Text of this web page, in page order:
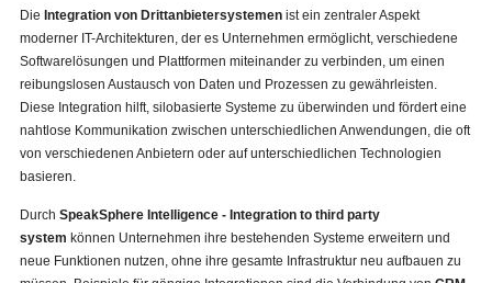
Die Integration von Drittanbietersystemenist ein zentraler Aspekt
moderner IT-Architekturen, der es Unternehmen ermöglicht, verschiedene
Softwarelösungen und Plattformen miteinander zu verbinden, um einen
reibungslosen Austausch von Daten und Prozessen zu gewährleisten.
Diese Integration hilft, silobasierte Systeme zu überwinden und fördert eine
nahtlose Kommunikation zwischen unterschiedlichen Anwendungen, die oft
von verschiedenen Anbietern oder auf unterschiedlichen Technologien
basieren.
Durch SpeakSphere Intelligence - Integration to third party
system können Unternehmen ihre bestehenden Systeme erweitern und
neue Funktionen nutzen, ohne ihre gesamte Infrastruktur neu aufbauen zu